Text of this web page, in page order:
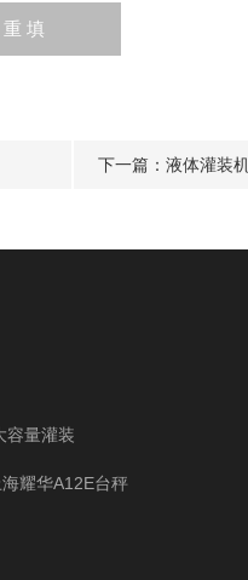
下一篇： 液体灌装
容量灌装
耀华A12E台秤